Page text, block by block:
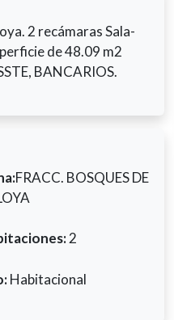
2 recámaras Sala-
de 48.09 m2
BANCARIOS.
FRACC. BOSQUES DE
2
Habitacional